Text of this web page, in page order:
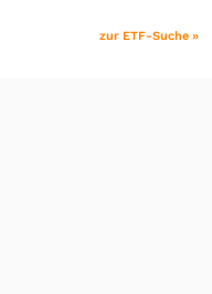
zur ETF-Suche »